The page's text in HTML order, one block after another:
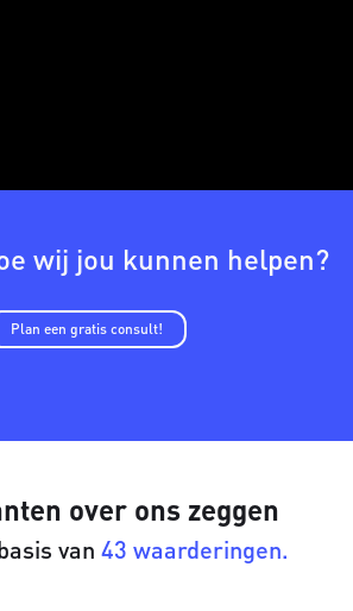
wij jou kunnen helpen?
Plan een gratis consult!
over ons zeggen
van 43 waarderingen.